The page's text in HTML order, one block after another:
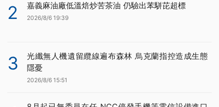
2 嘉義麻油廠低溫焙炒苦茶油 仍驗出苯駢芘超標
2026/8/6 19:39
3
光纖無人機遺留纜線遍布森林 烏克蘭指控造成生態
隱憂
2026/8/6 15:51